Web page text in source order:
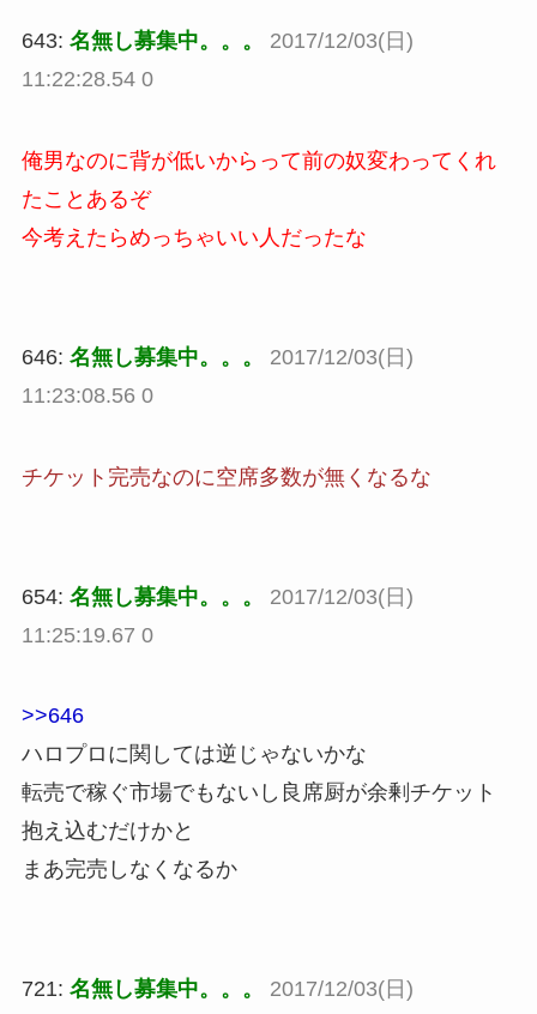
643: 名無し募集中。。。
2017/12/03(日)
11:22:28.54 0
俺男なのに背が低いからって前の奴変わってくれ
たことあるぞ
今考えたらめっちゃいい人だったな
646: 名無し募集中。。。
2017/12/03(日)
11:23:08.56 0
チケット完売なのに空席多数が無くなるな
654: 名無し募集中。。。
2017/12/03(日)
11:25:19.67 0
>>646
ハロプロに関しては逆じゃないかな
転売で稼ぐ市場でもないし良席厨が余剰チケット
抱え込むだけかと
まあ完売しなくなるか
721: 名無し募集中。。。
2017/12/03(日)